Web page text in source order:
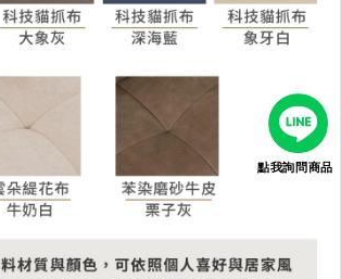
點我詢問商品